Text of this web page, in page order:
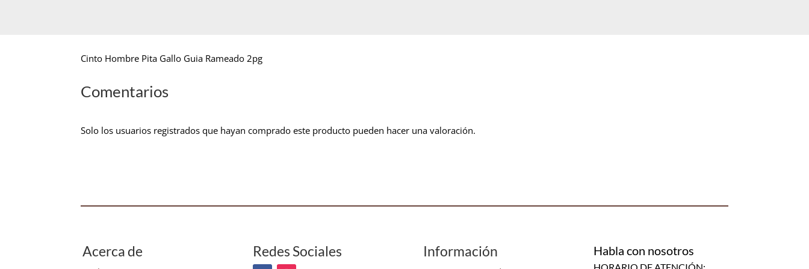
Cinto Hombre Pita Gallo Guia Rameado 2pg
Comentarios
Solo los usuarios registrados que hayan comprado este producto pueden hacer una valoración.
Acerca de Redes Sociales Información Habla con nosotros
HORARIO DE ATENCIÓN: